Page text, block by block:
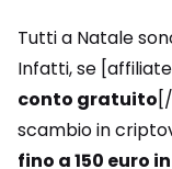
Tutti a Natale
Infatti, se
conto gratuito
scambio in
fino a 150 euro